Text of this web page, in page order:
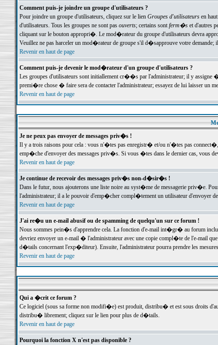
Comment puis-je joindre un groupe d'utilisateurs ?
Pour joindre un groupe d'utilisateurs, cliquez sur le lien Groupes d'utilisateursen haut
d'utilisateurs. Tous les groupes ne sont pas ouverts; certains sontferm�set d'autres
cliquant sur le bouton appropri�. Le mod�rateur du groupe d'utilisateurs devra
Veuillez ne pas harceler un mod�rateur de groupe s'il d�sapprouve votre demande;
Revenir en haut de page
Comment puis-je devenir le mod�rateur d'un groupe d'utilisateurs ?
Les groupes d'utilisateurs sont initiallement cr��s par l'administrateur; il y
premi�re chose � faire sera de contacter l'administrateur; essayez de lui laisser un
Revenir en haut de page
Je ne peux pas envoyer de messages priv�s !
Il y a trois raisons pour cela : vous n'�tes pas enregistr� et/ou n'�tes pas
emp�che d'envoyer des messages priv�s. Si vous �tes dans le dernier cas, vous
Revenir en haut de page
Je continue de recevoir des messages priv�s non-d�sir�s !
Dans le futur, nous ajouterons une liste noire au syst�me de messagerie priv�e.
l'administrateur; il a le pouvoir d'emp�cher compl�tement un utilisateur d'envoyer
Revenir en haut de page
J'ai re�u un e-mail abusif ou de spamming de quelqu'un sur ce forum !
Nous sommes pein�s d'apprendre cela. La fonction d'e-mail int�gr� au forum inclut
devriez envoyer un e-mail � l'administrateur avec une copie compl�te de l'e-mail
d�tails concernant l'exp�diteur). Ensuite, l'administrateur pourra prendre les
Revenir en haut de page
Qui a �crit ce forum ?
Ce logiciel (sous sa forme non modifi�e) est produit, distribu� et est sous droits
distribu� librement; cliquez sur le lien pour plus de d�tails.
Revenir en haut de page
Pourquoi la fonction X n'est pas disponible ?